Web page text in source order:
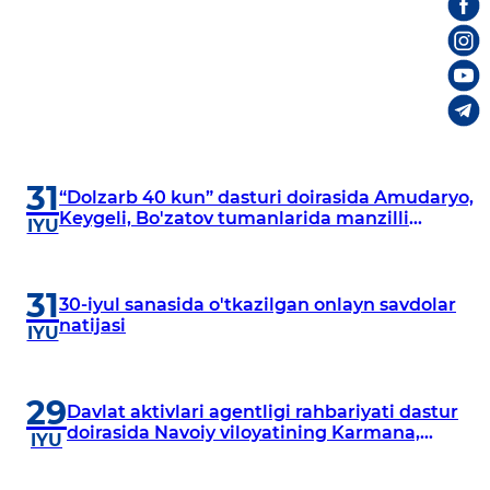
31
IYU
“Dolzarb 40 kun” dasturi doirasida Amudaryo,
Keygeli, Bo'zatov tumanlarida manzilli
31
IYU
30-iyul sanasida o'tkazilgan onlayn savdolar
natijasi
29
IYU
Davlat aktivlari agentligi rahbariyati dastur
doirasida Navoiy viloyatining Karmana,